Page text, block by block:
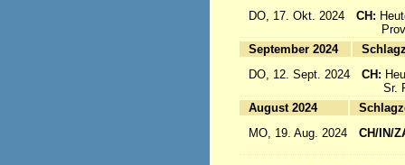
DO, 17. Okt. 2024 CH:
September 2024
DO, 12. Sept. 2024
CH:
Sr.
August 2024
MO, 19. Aug. 2024
CH/IN/